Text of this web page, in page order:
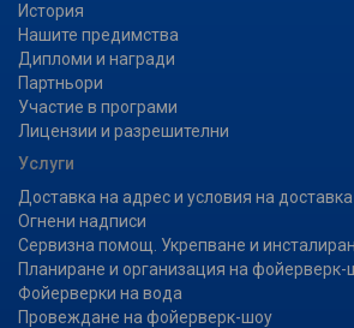
История
Нашите предимства
Дипломи и награди
Партньори
Участие в програми
Лицензии и разрешителни
Услуги
Доставка на адрес и условия на доставка
Огнени надписи
Сервизна помощ. Укрепване и
Планиране и организация на фойерверк-
Фойерверки на вода
Провеждане на фойерверк-шоу